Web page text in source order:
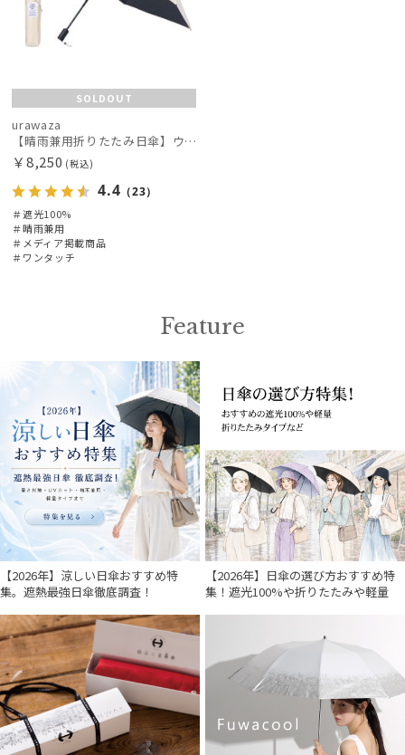
SOLDOUT
urawaza
【晴雨兼用折りたたみ日傘】ウラワザ（urawaza）無地 55㎝ 晴雨兼用 遮光100% UV100% 自動開閉 ワンタッチ
￥8,250 (税込)
4.4 （23）
＃遮光100%
＃晴雨兼用
＃メディア掲載商品
＃ワンタッチ
Feature
【2026年】涼しい日傘おすすめ特
集。遮熱最強日傘徹底調査！
【2026年】日傘の選び方おすすめ特
集！遮光100%や折りたたみや軽量